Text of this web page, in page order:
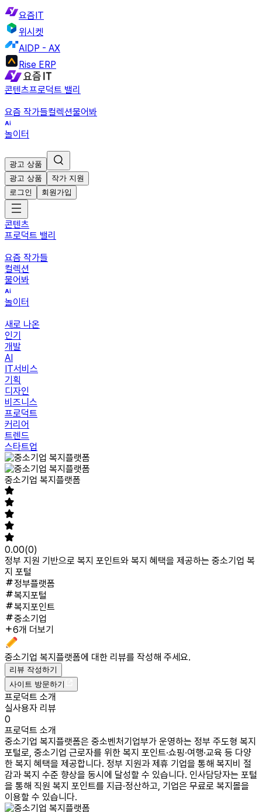
요즘IT
위시켓
AIDP - AX
Rise ERP
콘텐츠프로덕트 밸리
요즘 작가들컬렉션물어봐
놀이터
광고 상품
광고 상품
작가 지원
로그인
회원가입
콘텐츠
프로덕트 밸리
요즘 작가들
컬렉션
물어봐
놀이터
새로 나온
인기
개발
AI
IT서비스
기획
디자인
비즈니스
프로덕트
커리어
트렌드
스타트업
중소기업 복지플랫폼
0.00(0)
정부 지원 기반으로 복지 포인트와 복지 혜택을 제공하는 중소기업 복
지 포털
정부플랫폼
복지포털
복지포인트
중소기업
6개 더보기
중소기업 복지플랫폼에 대한 리뷰를 작성해 주세요.
리뷰 작성하기
사이트 방문하기
프로덕트 소개
실사용자 리뷰
0
프로덕트 소개
중소기업 복지플랫폼은 중소벤처기업부가 운영하는 정부 주도형 복지
포털로, 중소기업 근로자를 위한 복지 포인트·쇼핑·여행·교육 등 다양
한 복지 혜택을 제공합니다. 정부 지원과 제휴 기업을 통해 복지비 절
감과 복지 수준 향상을 동시에 달성할 수 있습니다. 인사담당자는 포털
을 통해 직원 복지 포인트를 지급·정산하고, 기업은 무료로 복지몰을
이용할 수 있습니다.